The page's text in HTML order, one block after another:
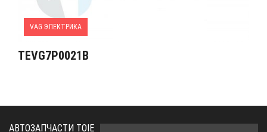
VAG ЭЛЕКТРИКА
TEVG7P0021B
АВТОЗАПЧАСТИ TOIE